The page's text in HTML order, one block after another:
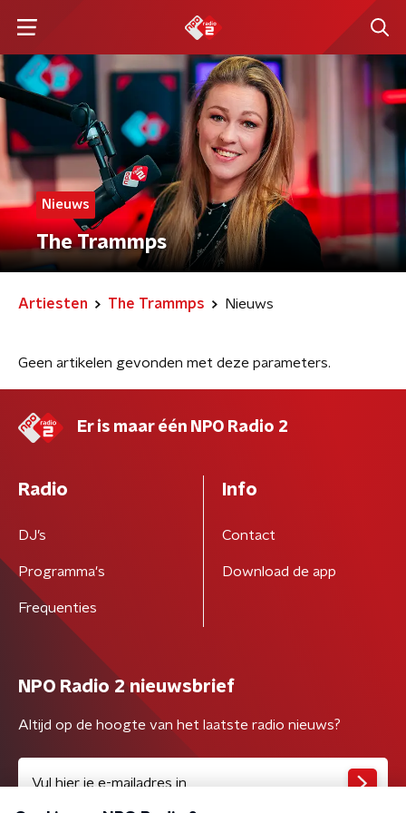
Nieuws
The Trammps
Artiesten The Trammps Nieuws
Geen artikelen gevonden met deze parameters.
Er is maar één NPO Radio 2
Radio
DJ’s
Programma's
Frequenties
Info
Contact
Download de app
NPO Radio 2 nieuwsbrief
Altijd op de hoogte van het laatste radio nieuws?